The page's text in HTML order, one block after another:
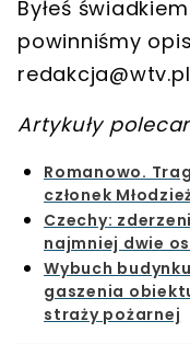
Byłeś
powinniśmy
redakcja@wtv.pl
Artykuły
Romanowo.
członek
Czechy:
najmniej dwie
Wybuch
gaszenia
straży pożarnej